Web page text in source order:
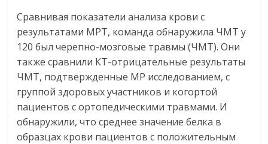
Сравнивая показатели анализа крови с
результатами МРТ, команда обнаружила ЧМТ у
120 был черепно-мозговые травмы (ЧМТ). Они
также сравнили КТ-отрицательные результаты
ЧМТ, подтвержденные МР исследованием, с
группой здоровых участников и когортой
пациентов с ортопедическими травмами. И
обнаружили, что среднее значение белка в
образцах крови пациентов с положительным